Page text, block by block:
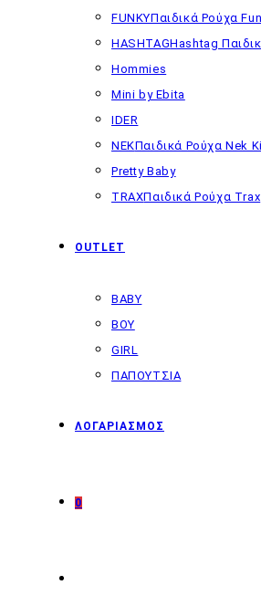
FUNKYΠαιδικά Ρούχα
HASHTAGHashtag
Hommies
Mini by Ebita
IDER
NEKΠαιδικά Ρούχα Nek
Pretty Baby
TRAXΠαιδικά Ρούχα Trax
OUTLET
BABY
BOY
GIRL
ΠΑΠΟΥΤΣΙΑ
ΛΟΓΑΡΙΑΣΜΟΣ
0